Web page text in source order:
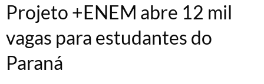
Projeto +ENEM abre 12 mil
vagas para estudantes do
Paraná